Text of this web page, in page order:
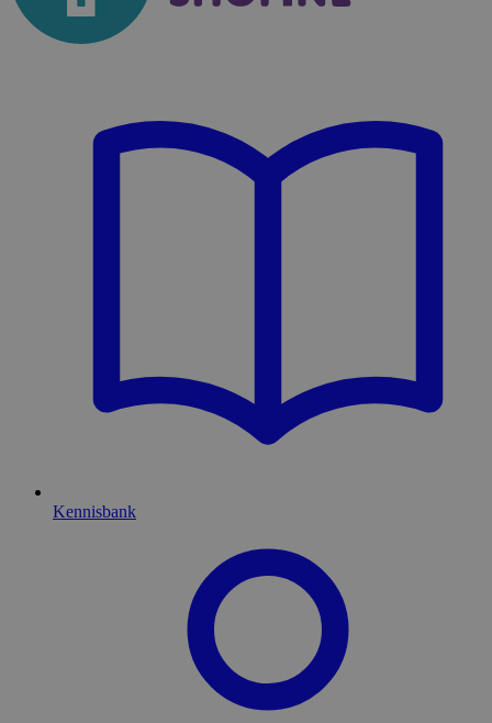
Kennisbank